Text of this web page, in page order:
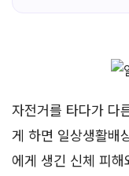
자전거를 타다가 다
게 하면 일상생활배
에게 생긴 신체 피